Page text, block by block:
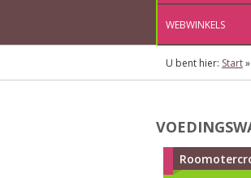
WEBWINKELS
U bent hier: Start»